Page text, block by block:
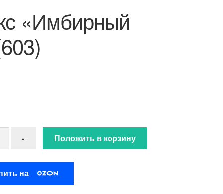
«Имбирный
товара Люрекс "Имбирный чай" (603)
- Положить в корзину
на